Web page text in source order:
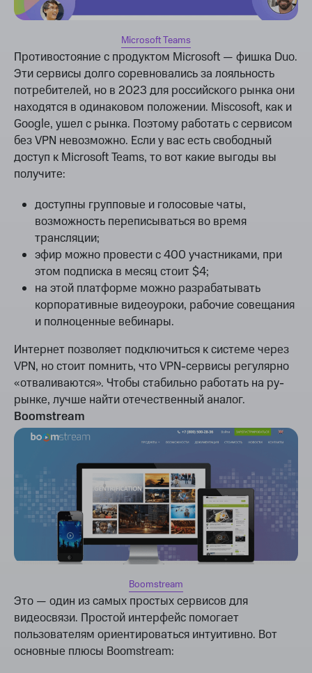
Microsoft Teams
Противостояние с продуктом Microsoft — фишка Duo.
Эти сервисы долго соревновались за лояльность
потребителей, но в 2023 для российского рынка они
находятся в одинаковом положении. Miscosoft, как и
Google, ушел с рынка. Поэтому работать с сервисом
без VPN невозможно. Если у вас есть свободный
доступ к Microsoft Teams, то вот какие выгоды вы
получите:
доступны групповые и голосовые чаты,
возможность переписываться во время
трансляции;
эфир можно провести с 400 участниками, при
этом подписка в месяц стоит $4;
на этой платформе можно разрабатывать
корпоративные видеоуроки, рабочие совещания
и полноценные вебинары.
Интернет позволяет подключиться к системе через
VPN, но стоит помнить, что VPN-сервисы регулярно
«отваливаются». Чтобы стабильно работать на ру-
рынке, лучше найти отечественный аналог.
Boomstream
Boomstream
Это — один из самых простых сервисов для
видеосвязи. Простой интерфейс помогает
пользователям ориентироваться интуитивно. Вот
основные плюсы Boomstream: